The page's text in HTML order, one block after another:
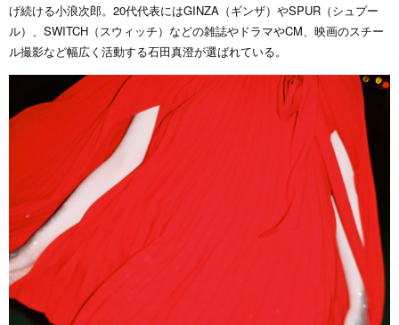
げ続ける小浪次郎。20代代表にはGINZA （ギンザ）やSPUR （シュプー
ル）、 SWITCH （スウィッチ）などの雑誌やドラマやCM、映画のスチー
ル撮影など幅広く活動する石田真澄が選ばれている。